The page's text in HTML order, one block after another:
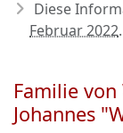
Diese
Februar 2022.
Familie
Johannes